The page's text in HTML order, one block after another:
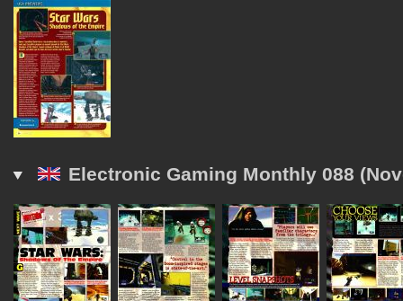
Electronic Gaming Monthly 088